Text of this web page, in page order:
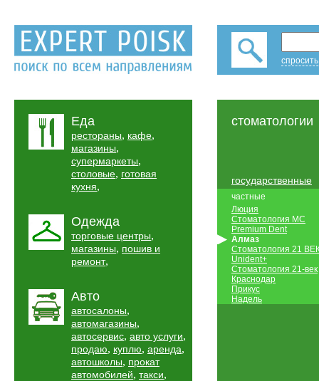
Еда
рестораны, кафе,
магазины,
супермаркеты,
столовые, готовая
кухня,
Одежда
торговые центры,
магазины, пошив и
ремонт,
Авто
автосалоны,
автомагазины,
автосервис, авто услуги,
продаю, куплю, аренда,
автошколы, прокат
автомобилей, такси,
стоматологии
государственные
частные
Люция
Стоматология МС
Premium Dent
Алмаз
Стоматология 21
Unident+
Стоматология 21-век
Краснодар
Прикус
Надель